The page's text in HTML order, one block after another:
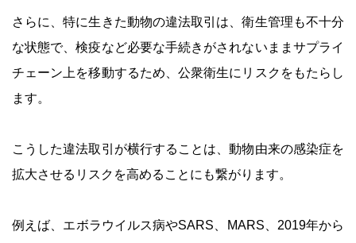
さらに、特に生きた動物の違法取引は、衛生管理も不十分
な状態で、検疫など必要な手続きがされないままサプライ
チェーン上を移動するため、公衆衛生にリスクをもたらし
ます。
こうした違法取引が横行することは、動物由来の感染症を
拡大させるリスクを高めることにも繋がります。
例えば、エボラウイルス病やSARS、MARS、2019年から